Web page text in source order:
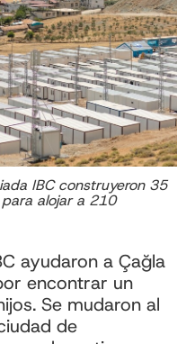
IBC construyeron 35
alojar a 210
ayudaron a Çağla
encontrar un
Se mudaron al
de